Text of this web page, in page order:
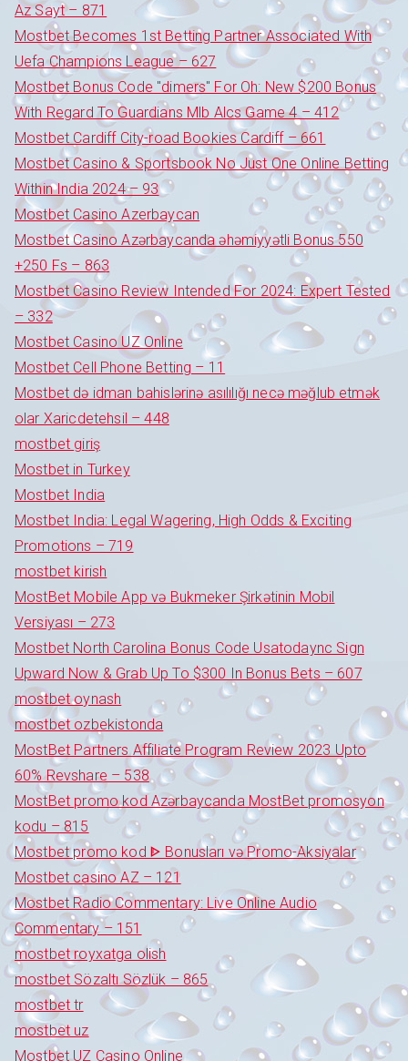
Az Sayt – 871
Mostbet Becomes 1st Betting Partner Associated With
Uefa Champions League – 627
Mostbet Bonus Code "dimers" For Oh: New $200 Bonus
With Regard To Guardians Mlb Alcs Game 4 – 412
Mostbet Cardiff City-road Bookies Cardiff – 661
Mostbet Casino & Sportsbook No Just One Online Betting
Within India 2024 – 93
Mostbet Casino Azerbaycan
Mostbet Casino Azərbaycanda əhəmiyyətli Bonus 550
+250 Fs – 863
Mostbet Casino Review Intended For 2024: Expert Tested
– 332
Mostbet Casino UZ Online
Mostbet Cell Phone Betting – 11
Mostbet də idman bahislərinə asılılığı necə məğlub etmək
olar Xaricdetehsil – 448
mostbet giriş
Mostbet in Turkey
Mostbet India
Mostbet India: Legal Wagering, High Odds & Exciting
Promotions – 719
mostbet kirish
MostBet Mobile App və Bukmeker Şirkətinin Mobil
Versiyası – 273
Mostbet North Carolina Bonus Code Usatodaync Sign
Upward Now & Grab Up To $300 In Bonus Bets – 607
mostbet oynash
mostbet ozbekistonda
MostBet Partners Affiliate Program Review 2023 Upto
60% Revshare – 538
MostBet promo kod Azərbaycanda MostBet promosyon
kodu – 815
Mostbet promo kod ᐈ Bonusları və Promo-Aksiyalar
Mostbet casino AZ – 121
Mostbet Radio Commentary: Live Online Audio
Commentary – 151
mostbet royxatga olish
mostbet Sözaltı Sözlük – 865
mostbet tr
mostbet uz
Mostbet UZ Casino Online